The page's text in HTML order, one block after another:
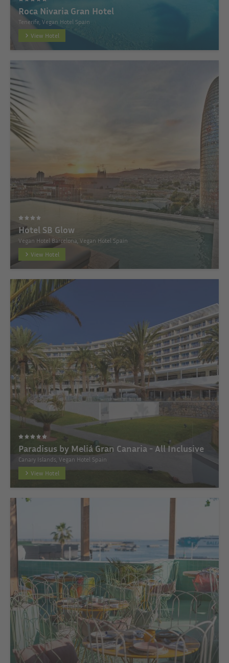
Roca Nivaria Gran Hotel
Tenerife, Vegan Hotel Spain
View Hotel
Hotel SB Glow
Vegan Hotel Barcelona, Vegan Hotel Spain
View Hotel
Paradisus by Meliá Gran Canaria - All Inclusive
Canary Islands, Vegan Hotel Spain
View Hotel